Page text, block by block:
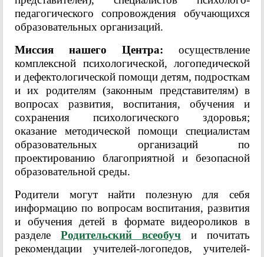
педагогического сопровождения обучающихся
образовательных организаций.
Миссия нашего Центра: осуществление
комплексной психологической, логопедической
и дефектологической помощи детям, подросткам
и их родителям (законным представителям) в
вопросах развития, воспитания, обучения и
сохранения психологического здоровья;
оказание методической помощи специалистам
образовательных организаций по
проектированию благоприятной и безопасной
образовательной среды.
Родители могут найти полезную для себя
информацию по вопросам воспитания, развития
и обучения детей в формате видеороликов в
разделе Родительский всеобуч и почитать
рекомендации учителей-логопедов, учителей-